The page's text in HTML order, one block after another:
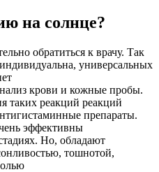
на солнце?
обратиться к врачу. Так
универсальных
крови и кожные пробы.
таких реакций реакций
препараты.
эффективны
Но, обладают
тошнотой,